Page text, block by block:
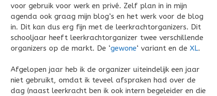
voor gebruik voor werk en privé. Zelf plan in in mijn
agenda ook graag mijn blog’s en het werk voor de blog
in. Dit kan dus erg fijn met de leerkrachtorganizers. Dit
schooljaar heeft leerkrachtorganizer twee verschillende
organizers op de markt. De ‘gewone‘ variant en de XL.
Afgelopen jaar heb ik de organizer uiteindelijk een jaar
niet gebruikt, omdat ik teveel afspraken had over de
dag (naast leerkracht ben ik ook intern begeleider en die